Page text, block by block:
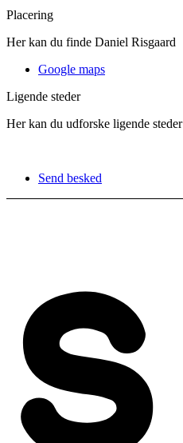
Placering
Her kan du finde Daniel Risgaard
Google maps
Ligende steder
Her kan du udforske ligende steder
Send besked